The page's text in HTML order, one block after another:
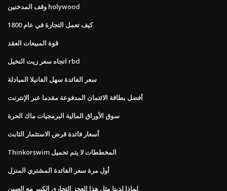
وقف المدخنين holywood
كيف تعمل التجارة في عام 1800
قوة المبيعات العقد
اتجاه سعر زيت النخيل rbd
سعر الفائدة سهل الفانيلا المبادلة
أفضل بطاقة الائتمان المدفوعة مقدما عبر الإنترنت
سوق الأوراق المالية البرمجيات ماك الحرة
أسعار فائدة قرض الاستثمار الثابت
Thinkorswim المخططات لا يتم تحميل
أول مرة سعر الفائدة المشتري المنزل
لماذا لدينا مثل هذا العجز التجاري الكبير مع الصين